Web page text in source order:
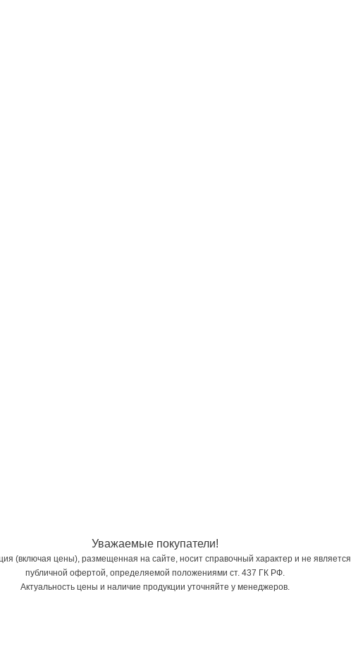
Уважаемые покупатели!
(включая цены), размещенная на сайте, носит справочный характер и не является
публичной офертой, определяемой положениями ст. 437 ГК РФ.
Актуальность цены и наличие продукции уточняйте у менеджеров.